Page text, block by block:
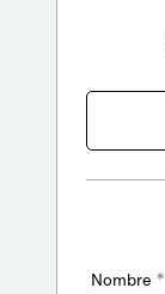
Nombre *